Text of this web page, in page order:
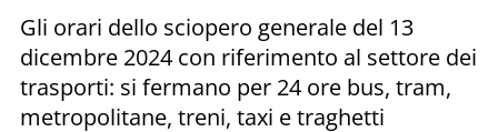
Gli orari dello sciopero generale del 13
dicembre 2024 con riferimento al settore dei
trasporti: si fermano per 24 ore bus, tram,
metropolitane, treni, taxi e traghetti